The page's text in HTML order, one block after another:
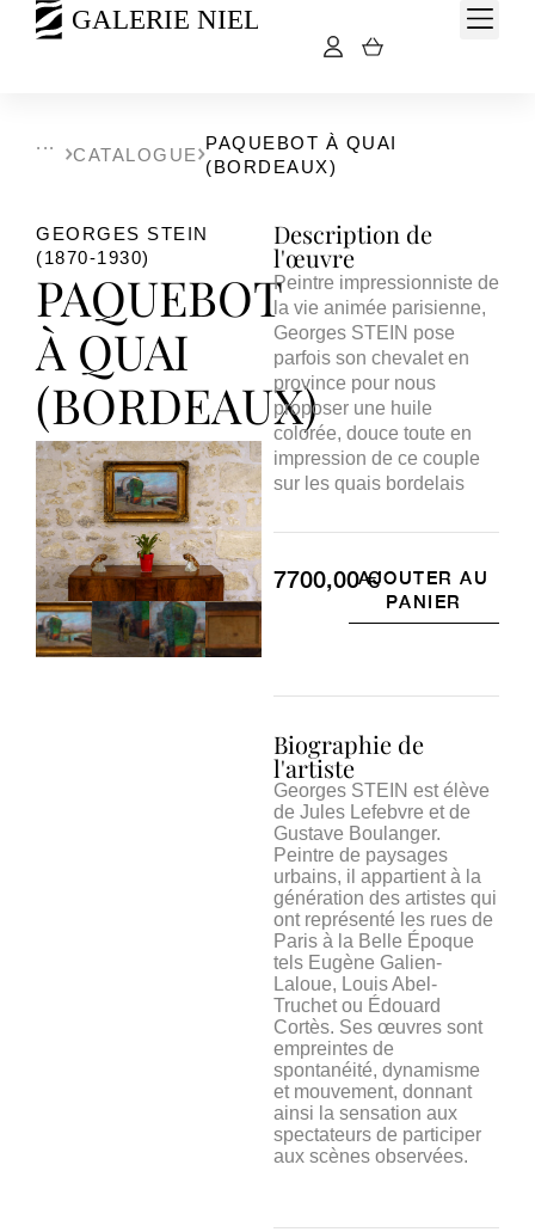
CATALOGUE
PAQUEBOT À QUAI
(BORDEAUX)
GEORGES STEIN
(1870-1930)
PAQUEBOT
À QUAI
(BORDEAUX)
Description de
l'œuvre
Peintre impressionniste de
la vie animée parisienne,
Georges STEIN pose
parfois son chevalet en
province pour nous
proposer une huile
colorée, douce toute en
impression de ce couple
sur les quais bordelais
7700,00€
AJOUTER AU
PANIER
Biographie de
l'artiste
Georges STEIN est élève
de Jules Lefebvre et de
Gustave Boulanger.
Peintre de paysages
urbains, il appartient à la
génération des artistes qui
ont représenté les rues de
Paris à la Belle Époque
tels Eugène Galien-
Laloue, Louis Abel-
Truchet ou Édouard
Cortès. Ses œuvres sont
empreintes de
spontanéité, dynamisme
et mouvement, donnant
ainsi la sensation aux
spectateurs de participer
aux scènes observées.